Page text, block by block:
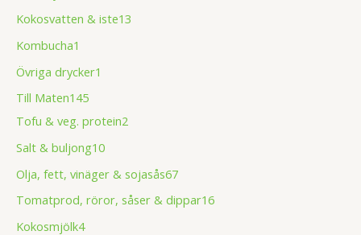
Kokosvatten & iste13
Kombucha1
Övriga drycker1
Till Maten145
Tofu & veg. protein2
Salt & buljong10
Olja, fett, vinäger & sojasås67
Tomatprod, röror, såser & dippar16
Kokosmjölk4